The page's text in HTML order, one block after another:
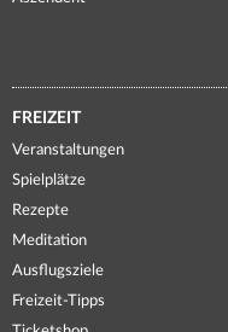
FREIZEIT
Veranstaltungen
Spielplätze
Rezepte
Meditation
Ausflugsziele
Freizeit-Tipps